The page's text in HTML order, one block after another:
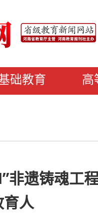
础教育 高
非遗铸魂工
人